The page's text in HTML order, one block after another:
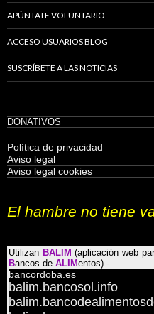
APÚNTATE VOLUNTARIO
ACCESO USUARIOS BLOG
SUSCRÍBETE A LAS NOTICIAS